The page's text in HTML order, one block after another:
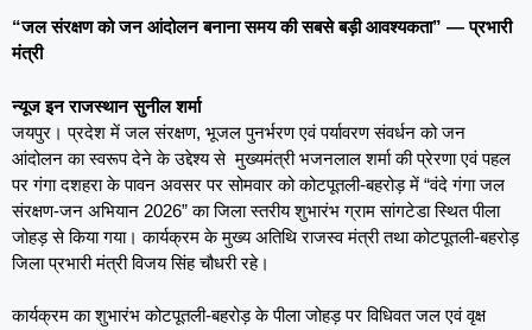
“जल संरक्षण को जन आंदोलन बनाना समय की सबसे बड़ी आवश्यकता” — प्रभारी
मंत्री
न्यूज इन राजस्थान सुनील शर्मा
जयपुर। प्रदेश में जल संरक्षण, भूजल पुनर्भरण एवं पर्यावरण संवर्धन को जन
आंदोलन का स्वरूप देने के उद्देश्य से मुख्यमंत्री भजनलाल शर्मा की प्रेरणा एवं पहल
पर गंगा दशहरा के पावन अवसर पर सोमवार को कोटपूतली-बहरोड़ में “वंदे गंगा जल
संरक्षण-जन अभियान 2026” का जिला स्तरीय शुभारंभ ग्राम सांगटेडा स्थित पीला
जोहड़ से किया गया। कार्यक्रम के मुख्य अतिथि राजस्व मंत्री तथा कोटपूतली-बहरोड़
जिला प्रभारी मंत्री विजय सिंह चौधरी रहे।
कार्यक्रम का शुभारंभ कोटपूतली-बहरोड़ के पीला जोहड़ पर विधिवत जल एवं वृक्ष